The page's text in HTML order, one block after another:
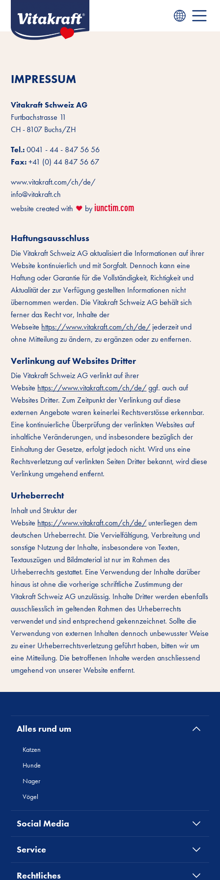
IMPRESSUM
Vitakraft Schweiz AG
Furtbachstrasse 11
CH - 8107 Buchs/ZH
Tel.:0041 - 44 - 847 56 56
Fax:+41 (0) 44 847 56 67
www.vitakraft.com/ch/de/
info@vitakraft.ch
website created with ❤️ by iunctim.com
Haftungsausschluss
Die Vitakraft Schweiz AG aktualisiert die Informationen auf ihrer
Website kontinuierlich und mit Sorgfalt. Dennoch kann eine
Haftung oder Garantie für die Vollständigkeit, Richtigkeit und
Aktualität der zur Verfügung gestellten Informationen nicht
übernommen werden. Die Vitakraft Schweiz AG behält sich
ferner das Recht vor, Inhalte der
Webseite https://www.vitakraft.com/ch/de/ jederzeit und
ohne Mitteilung zu ändern, zu ergänzen oder zu entfernen.
Verlinkung auf Websites Dritter
Die Vitakraft Schweiz AG verlinkt auf ihrer
Website https://www.vitakraft.com/ch/de/ggf. auch auf
Websites Dritter. Zum Zeitpunkt der Verlinkung auf diese
externen Angebote waren keinerlei Rechtsverstösse erkennbar.
Eine kontinuierliche Überprüfung der verlinkten Websites auf
inhaltliche Veränderungen, und insbesondere bezüglich der
Einhaltung der Gesetze, erfolgt jedoch nicht. Wird uns eine
Rechtsverletzung auf verlinkten Seiten Dritter bekannt, wird diese
Verlinkung umgehend entfernt.
Urheberrecht
Inhalt und Struktur der
Website https://www.vitakraft.com/ch/de/ unterliegen dem
deutschen Urheberrecht. Die Vervielfältigung, Verbreitung und
sonstige Nutzung der Inhalte, insbesondere von Texten,
Textauszügen und Bildmaterial ist nur im Rahmen des
Urheberrechts gestattet. Eine Verwendung der Inhalte darüber
hinaus ist ohne die vorherige schriftliche Zustimmung der
Vitakraft Schweiz AG unzulässig. Inhalte Dritter werden ebenfalls
ausschliesslich im geltenden Rahmen des Urheberrechts
verwendet und sind entsprechend gekennzeichnet. Sollte die
Verwendung von externen Inhalten dennoch unbewusster Weise
zu einer Urheberrechtsverletzung geführt haben, bitten wir um
eine Mitteilung. Die betroffenen Inhalte werden anschliessend
umgehend von unserer Website entfernt.
Alles rund um
Katzen
Hunde
Nager
Vögel
Social Media
Service
Rechtliches